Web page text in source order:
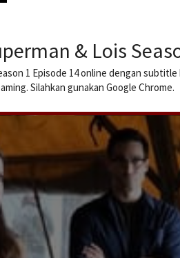
& Lois
1 Episode 14 online dengan
Silahkan gunakan Google Chrome.